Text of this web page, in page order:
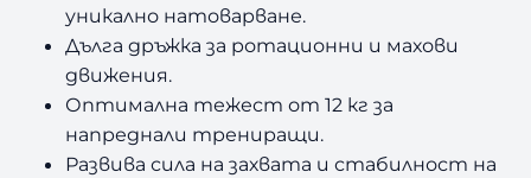
уникално натоварване.
Дълга дръжка за ротационни и махови
движения.
Оптимална тежест от 12 кг за
напреднали трениращи.
Развива сила на захвата и стабилност на